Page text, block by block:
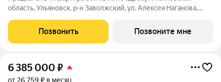
область, Ульяновск, р-н Заволжский, ул. Алексея Наганова,
ипoтечным прогрaммaм. Прямая продажа от застройщика ГК
«Новая». Преимущества:
Позвонить Позвоните мне
6 385 000 ₽
от 26 759 ₽ в месяц